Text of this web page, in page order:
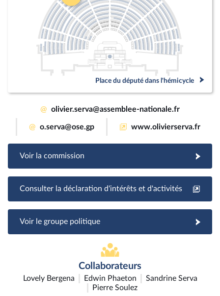
Place du député dans l'hémicycle
@ olivier.serva@assemblee-nationale.fr
@ o.serva@ose.gp www.olivierserva.fr
Voir la commission
Consulter la déclaration d'intérêts et d'activités
Voir le groupe politique
Collaborateurs
Lovely Bergena Edwin Phaeton
Sandrine Serva
Pierre Soulez